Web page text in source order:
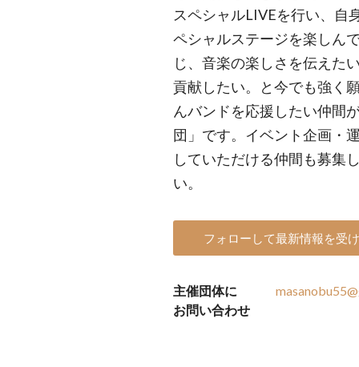
スペシャルLIVEを行い、自
ペシャルステージを楽しん
じ、音楽の楽しさを伝えた
貢献したい。と今でも強く
んバンドを応援したい仲間
団」です。イベント企画・
していただける仲間も募集
い。
フォローして最新情報を受
主催団体に
お問い合わせ